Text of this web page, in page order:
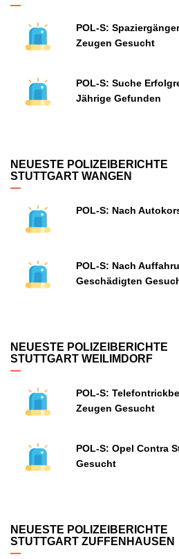
POL-S:
Zeugen Gesucht
POL-S: Suche
Jährige Gefunden
NEUESTE POLIZEIBERICHTE
STUTTGART WANGEN
POL-S: Nach
POL-S: Nach
Geschädigten
NEUESTE POLIZEIBERICHTE
STUTTGART WEILIMDORF
POL-S:
Zeugen Gesucht
POL-S: Opel Contra
Gesucht
NEUESTE POLIZEIBERICHTE
STUTTGART ZUFFENHAUSEN